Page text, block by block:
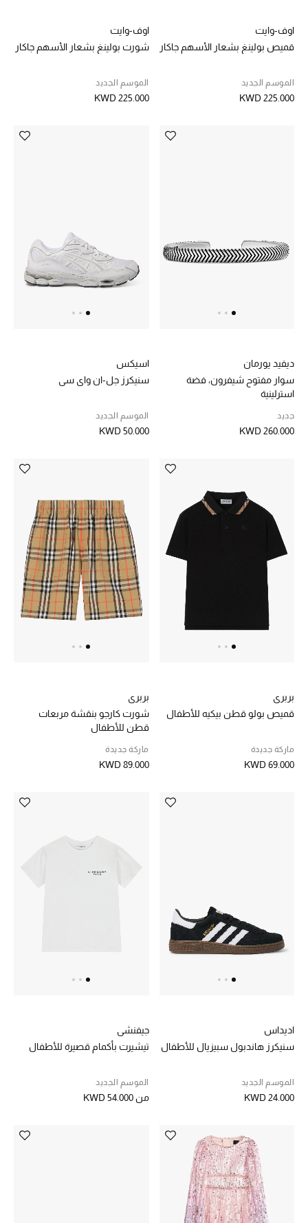
بطاقة الهدايا الإلكترونية
هدايا حسب المرسل إليه
الأطفال
هدايا حسب السعر
هدايا للجميع
تسوقوا الهدايا
مصممون جدد
حصريات
الجمال
مستلزمات المنزل
توتيمي
تعكس توتيمي فن الأناقة السهلة بقطع أساسية راقية
مصممة لتدوم وتتجاوز صيحات الموسم
تسوقوا توتيمي
اوف-وايت
قميص بولينغ بشعار الأسهم جاكار
الموسم الجديد
KWD 225.000
اوف-وايت
شورت بولينغ بشعار الأسهم جاكار
الموسم الجديد
KWD 225.000
ديفيد يورمان
سوار مفتوح شيفرون، فضة
استرلينية
جديد
KWD 260.000
اسيكس
سنيكرز جل-ان واي سي
الموسم الجديد
KWD 50.000
بربري
قميص بولو قطن بيكيه للأطفال
ماركة جديدة
KWD 69.000
بربري
شورت كارجو بنقشة مربعات
قطن للأطفال
ماركة جديدة
KWD 89.000
اديداس
سنيكرز هاندبول سبيزيال للأطفال
الموسم الجديد
KWD 24.000
جيفنشي
تيشيرت بأكمام قصيرة للأطفال
الموسم الجديد
من KWD 54.000